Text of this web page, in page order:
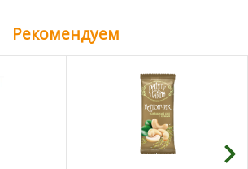
Рекомендуем